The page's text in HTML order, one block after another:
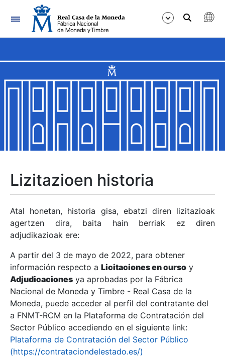
Nabigazioa
Erakutsi/Ezkutatu
Erakutsi/Ezkutatu
Erakutsi/Ezkutatu
Erakutsi/Ezkutatu
Erakutsi/Ezkutatu
Erakutsi/Ezkutatu
Erakutsi/Ezkutatu
Lizitazioen historia
Atal honetan, historia gisa, ebatzi diren lizitazioak
agertzen dira, baita hain berriak ez diren
adjudikazioak ere:
A partir del 3 de mayo de 2022, para obtener
información respecto a Licitaciones en curso y
Adjudicaciones ya aprobadas por la Fábrica
Nacional de Moneda y Timbre - Real Casa de la
Moneda, puede acceder al perfil del contratante del
a FNMT-RCM en la Plataforma de Contratación del
Sector Público accediendo en el siguiente link:
Plataforma de Contratación del Sector Público
(https://contrataciondelestado.es/)